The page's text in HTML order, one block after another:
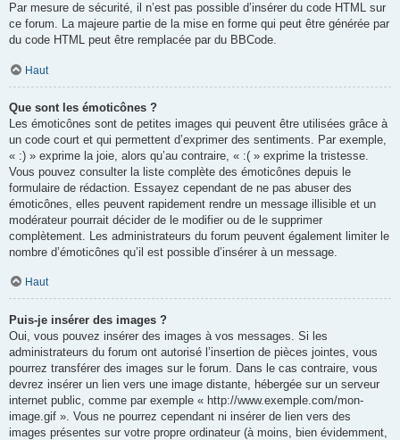
Par mesure de sécurité, il n’est pas possible d’insérer du code HTML sur
ce forum. La majeure partie de la mise en forme qui peut être générée par
du code HTML peut être remplacée par du BBCode.
Haut
Que sont les émoticônes ?
Les émoticônes sont de petites images qui peuvent être utilisées grâce à
un code court et qui permettent d’exprimer des sentiments. Par exemple,
« :) » exprime la joie, alors qu’au contraire, « :( » exprime la tristesse.
Vous pouvez consulter la liste complète des émoticônes depuis le
formulaire de rédaction. Essayez cependant de ne pas abuser des
émoticônes, elles peuvent rapidement rendre un message illisible et un
modérateur pourrait décider de le modifier ou de le supprimer
complètement. Les administrateurs du forum peuvent également limiter le
nombre d’émoticônes qu’il est possible d’insérer à un message.
Haut
Puis-je insérer des images ?
Oui, vous pouvez insérer des images à vos messages. Si les
administrateurs du forum ont autorisé l’insertion de pièces jointes, vous
pourrez transférer des images sur le forum. Dans le cas contraire, vous
devrez insérer un lien vers une image distante, hébergée sur un serveur
internet public, comme par exemple « http://www.exemple.com/mon-
image.gif ». Vous ne pourrez cependant ni insérer de lien vers des
images présentes sur votre propre ordinateur (à moins, bien évidemment,